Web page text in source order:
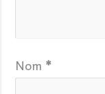
Nom *